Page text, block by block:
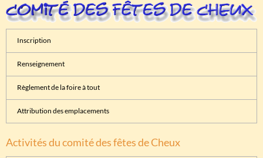
Inscription
Renseignement
Règlement de la foire à tout
Attribution des emplacements
Activités du comité des fêtes de Cheux